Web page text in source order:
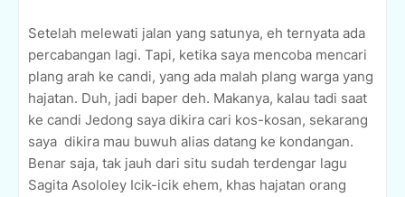
Setelah melewati jalan yang satunya, eh ternyata ada
percabangan lagi. Tapi, ketika saya mencoba mencari
plang arah ke candi, yang ada malah plang warga yang
hajatan. Duh, jadi baper deh. Makanya, kalau tadi saat
ke candi Jedong saya dikira cari kos-kosan, sekarang
saya dikira mau buwuh alias datang ke kondangan.
Benar saja, tak jauh dari situ sudah terdengar lagu
Sagita Asololey Icik-icik ehem, khas hajatan orang